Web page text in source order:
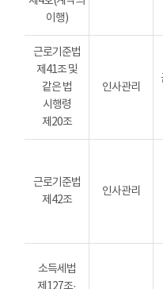
이행)
근로기준법
제41조 및
같은 법
시행령
제20조
인사관리
근로기준법
제42조
인사관리
소득세법
제127조·